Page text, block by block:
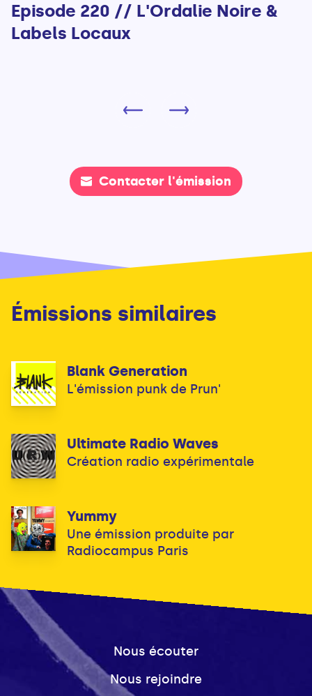
Episode 220 // L'Ordalie Noire &
Labels Locaux
Contacter l'émission
Émissions similaires
Blank Generation
L'émission punk de Prun'
Ultimate Radio Waves
Création radio expérimentale
Yummy
Une émission produite par
Radiocampus Paris
Nous écouter
Nous rejoindre